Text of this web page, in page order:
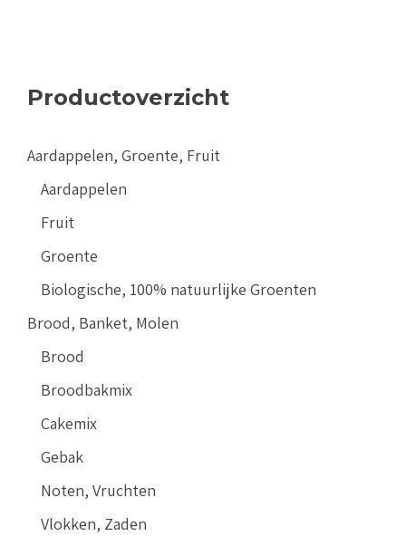
Productoverzicht
Aardappelen, Groente, Fruit
Aardappelen
Fruit
Groente
Biologische, 100% natuurlijke Groenten
Brood, Banket, Molen
Brood
Broodbakmix
Cakemix
Gebak
Noten, Vruchten
Vlokken, Zaden